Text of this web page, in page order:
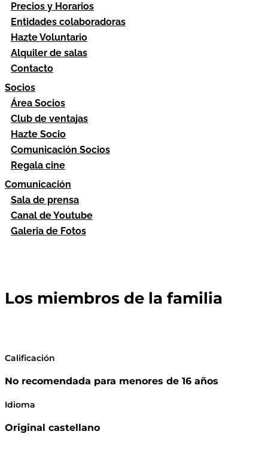
Precios y Horarios
Entidades colaboradoras
Hazte Voluntario
Alquiler de salas
Contacto
Socios
Área Socios
Club de ventajas
Hazte Socio
Comunicación Socios
Regala cine
Comunicación
Sala de prensa
Canal de Youtube
Galeria de Fotos
Los miembros de la familia
Calificación
No recomendada para menores de 16 años
Idioma
Original castellano